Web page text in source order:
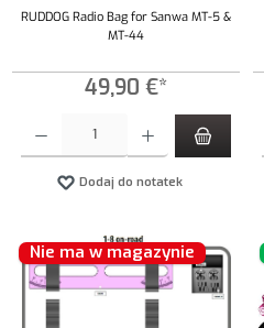
RUDDOG Radio Bag for Sanwa MT-5 &
MT-44
49,90 €*
Dodaj do notatek
Nie ma w magazynie